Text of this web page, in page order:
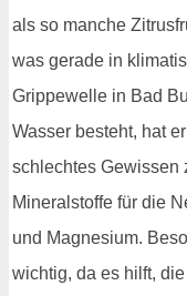
als so manche
was gerade in
Grippewelle in Bad
Wasser besteht, hat
schlechtes Gewissen
Mineralstoffe für die
und Magnesium.
wichtig, da es hilft,